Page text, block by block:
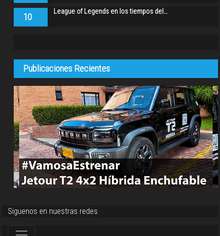
10 League of Legends en los tiempos del…
Publicaciones Recientes
Siguenos en nuestras redes